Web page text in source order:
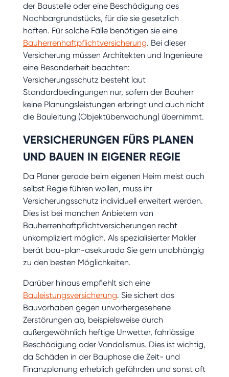
der Baustelle oder eine Beschädigung des
Nachbargrundstücks, für die sie gesetzlich
haften. Für solche Fälle benötigen sie eine
Bauherrenhaftpflichtversicherung. Bei dieser
Versicherung müssen Architekten und Ingenieure
eine Besonderheit beachten:
Versicherungsschutz besteht laut
Standardbedingungen nur, sofern der Bauherr
keine Planungsleistungen erbringt und auch nicht
die Bauleitung (Objektüberwachung) übernimmt.
VERSICHERUNGEN FÜRS PLANEN
UND BAUEN IN EIGENER REGIE
Da Planer gerade beim eigenen Heim meist auch
selbst Regie führen wollen, muss ihr
Versicherungsschutz individuell erweitert werden.
Dies ist bei manchen Anbietern von
Bauherrenhaftpflichtversicherungen recht
unkompliziert möglich. Als spezialisierter Makler
berät bau-plan-asekurado Sie gern unabhängig
zu den besten Möglichkeiten.
Darüber hinaus empfiehlt sich eine
Bauleistungsversicherung. Sie sichert das
Bauvorhaben gegen unvorhergesehene
Zerstörungen ab, beispielsweise durch
außergewöhnlich heftige Unwetter, fahrlässige
Beschädigung oder Vandalismus. Dies ist wichtig,
da Schäden in der Bauphase die Zeit- und
Finanzplanung erheblich gefährden und sonst oft